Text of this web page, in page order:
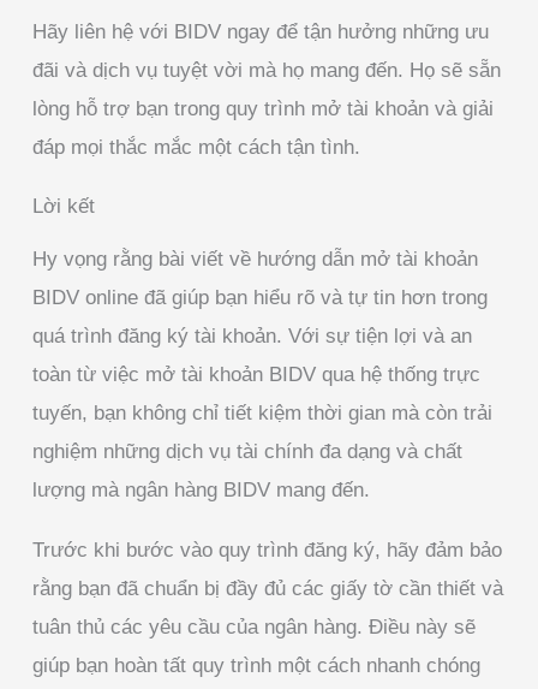
Hãy liên hệ với BIDV ngay để tận hưởng những ưu
đãi và dịch vụ tuyệt vời mà họ mang đến. Họ sẽ sẵn
lòng hỗ trợ bạn trong quy trình mở tài khoản và giải
đáp mọi thắc mắc một cách tận tình.
Lời kết
Hy vọng rằng bài viết về hướng dẫn mở tài khoản
BIDV online đã giúp bạn hiểu rõ và tự tin hơn trong
quá trình đăng ký tài khoản. Với sự tiện lợi và an
toàn từ việc mở tài khoản BIDV qua hệ thống trực
tuyến, bạn không chỉ tiết kiệm thời gian mà còn trải
nghiệm những dịch vụ tài chính đa dạng và chất
lượng mà ngân hàng BIDV mang đến.
Trước khi bước vào quy trình đăng ký, hãy đảm bảo
rằng bạn đã chuẩn bị đầy đủ các giấy tờ cần thiết và
tuân thủ các yêu cầu của ngân hàng. Điều này sẽ
giúp bạn hoàn tất quy trình một cách nhanh chóng